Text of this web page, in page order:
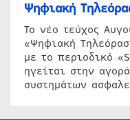
Ψηφιακή
Το νέο τεύχος
«Ψηφιακή
με το περιοδικό
ηγείται στην
συστημάτων